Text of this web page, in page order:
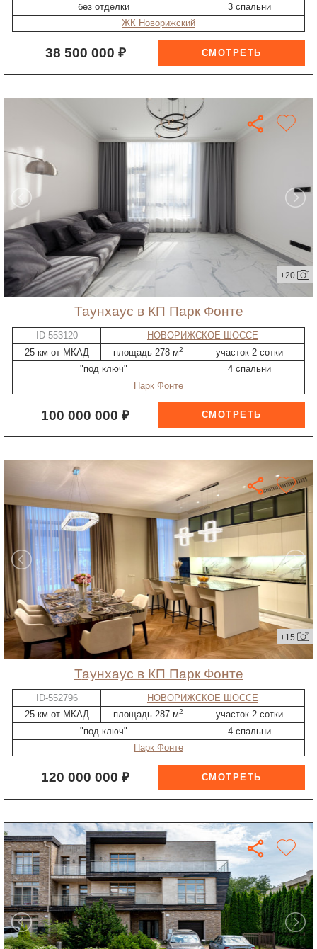
без отделки
3 спальни
ЖК Новорижский
38 500 000 ₽
+20
таунхаус в КП Парк Фонте
ID-553120
НОВОРИЖСКОЕ ШОССЕ
25 км от МКАД
площадь 278 м2
участок 2 сотки
"под ключ"
4 спальни
Парк Фонте
100 000 000 ₽
+15
таунхаус в КП Парк Фонте
ID-552796
НОВОРИЖСКОЕ ШОССЕ
25 км от МКАД
площадь 287 м2
участок 2 сотки
"под ключ"
4 спальни
Парк Фонте
120 000 000 ₽